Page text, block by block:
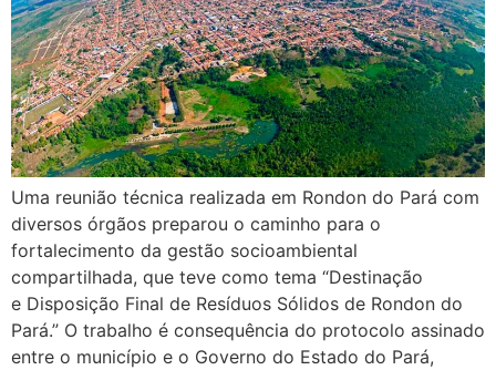
Uma reunião técnica realizada em Rondon do Pará com
diversos órgãos preparou o caminho para o
fortalecimento da gestão socioambiental
compartilhada, que teve como tema “Destinação
e Disposição Final de Resíduos Sólidos de Rondon do
Pará.” O trabalho é consequência do protocolo assinado
entre o município e o Governo do Estado do Pará,